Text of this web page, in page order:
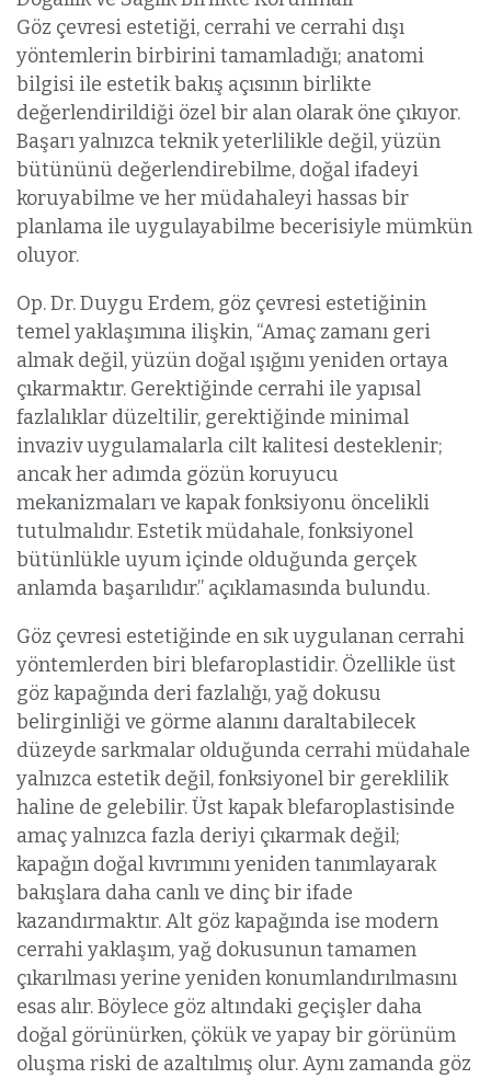
Göz çevresi estetiği, cerrahi ve cerrahi dışı
yöntemlerin birbirini tamamladığı; anatomi
bilgisi ile estetik bakış açısının birlikte
değerlendirildiği özel bir alan olarak öne çıkıyor.
Başarı yalnızca teknik yeterlilikle değil, yüzün
bütününü değerlendirebilme, doğal ifadeyi
koruyabilme ve her müdahaleyi hassas bir
planlama ile uygulayabilme becerisiyle mümkün
oluyor.
Op. Dr. Duygu Erdem, göz çevresi estetiğinin
temel yaklaşımına ilişkin, “Amaç zamanı geri
almak değil, yüzün doğal ışığını yeniden ortaya
çıkarmaktır. Gerektiğinde cerrahi ile yapısal
fazlalıklar düzeltilir, gerektiğinde minimal
invaziv uygulamalarla cilt kalitesi desteklenir;
ancak her adımda gözün koruyucu
mekanizmaları ve kapak fonksiyonu öncelikli
tutulmalıdır. Estetik müdahale, fonksiyonel
bütünlükle uyum içinde olduğunda gerçek
anlamda başarılıdır.” açıklamasında bulundu.
Göz çevresi estetiğinde en sık uygulanan cerrahi
yöntemlerden biri blefaroplastidir. Özellikle üst
göz kapağında deri fazlalığı, yağ dokusu
belirginliği ve görme alanını daraltabilecek
düzeyde sarkmalar olduğunda cerrahi müdahale
yalnızca estetik değil, fonksiyonel bir gereklilik
haline de gelebilir. Üst kapak blefaroplastisinde
amaç yalnızca fazla deriyi çıkarmak değil;
kapağın doğal kıvrımını yeniden tanımlayarak
bakışlara daha canlı ve dinç bir ifade
kazandırmaktır. Alt göz kapağında ise modern
cerrahi yaklaşım, yağ dokusunun tamamen
çıkarılması yerine yeniden konumlandırılmasını
esas alır. Böylece göz altındaki geçişler daha
doğal görünürken, çökük ve yapay bir görünüm
oluşma riski de azaltılmış olur. Aynı zamanda göz